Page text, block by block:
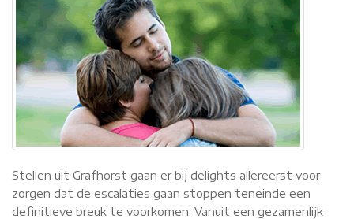
Stellen uit Grafhorst gaan er bij delights allereerst voor
zorgen dat de escalaties gaan stoppen teneinde een
definitieve breuk te voorkomen. Vanuit een gezamenlijk